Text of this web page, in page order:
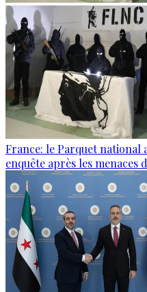
France: le Parquet
enquête après les menaces